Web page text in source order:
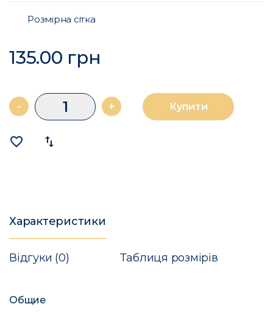
Розмірна сітка
135.00 грн
- + Купити
favorite_border import_export
Характеристики
Відгуки (0) Таблиця розмірів
Общие